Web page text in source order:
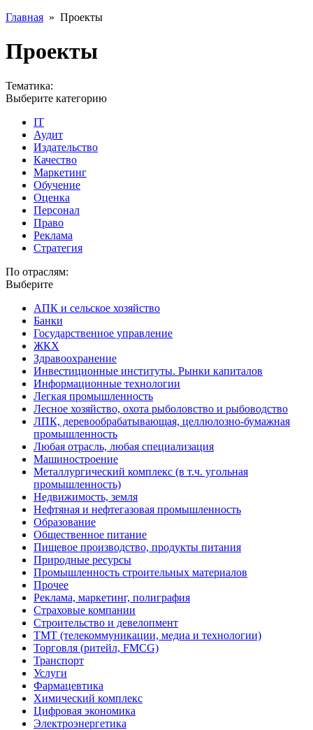
Главная » Проекты
Проекты
Тематика:
Выберите категорию
IT
Аудит
Издательство
Качество
Маркетинг
Обучение
Оценка
Персонал
Право
Реклама
Стратегия
По отраслям:
Выберите
АПК и сельское хозяйство
Банки
Государственное управление
ЖКХ
Здравоохранение
Инвестиционные институты. Рынки капиталов
Информационные технологии
Легкая промышленность
Лесное хозяйство, охота рыболовство и рыбоводство
ЛПК, деревообрабатывающая, целлюлозно-бумажная
промышленность
Любая отрасль, любая специализация
Машиностроение
Металлургический комплекс (в т.ч. угольная
промышленность)
Недвижимость, земля
Нефтяная и нефтегазовая промышленность
Образование
Общественное питание
Пищевое производство, продукты питания
Природные ресурсы
Промышленность строительных материалов
Прочее
Реклама, маркетинг, полиграфия
Страховые компании
Строительство и девелопмент
ТМТ (телекоммуникации, медиа и технологии)
Торговля (ритейл, FMCG)
Транспорт
Услуги
Фармацевтика
Химический комплекс
Цифровая экономика
Электроэнергетика